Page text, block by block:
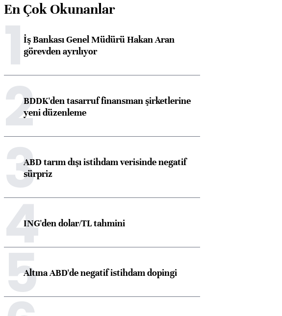
En Çok Okunanlar
1İş Bankası Genel Müdürü Hakan Aran
görevden ayrılıyor
2BDDK'den tasarruf finansman şirketlerine
yeni düzenleme
3ABD tarım dışı istihdam verisinde negatif
sürpriz
4ING'den dolar/TL tahmini
5Altına ABD'de negatif istihdam dopingi